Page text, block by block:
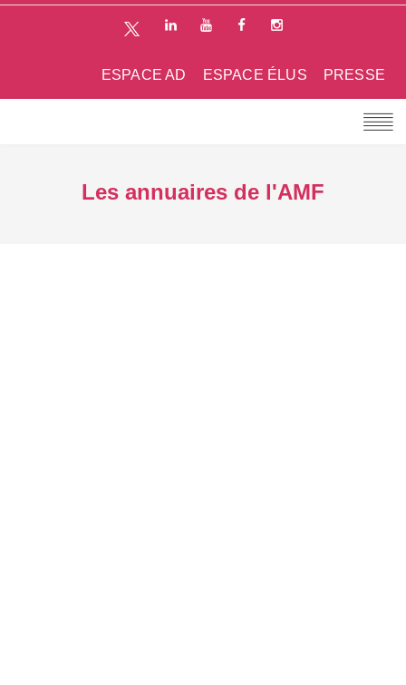
PRESSE
ESPACE ÉLUS
ESPACE AD
Les annuaires de l'AMF